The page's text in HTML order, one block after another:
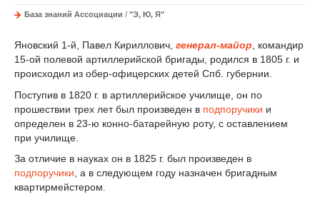
База знаний Ассоциации / "Э, Ю, Я"
Яновский 1-й, Павел Кириллович, генерал-майор , командир
15-ой полевой артиллерийской бригады, родился в 1805 г. и
происходил из обер-офицерских детей Спб. губернии.
Поступив в 1820 г. в артиллерийское училище, он по
прошествии трех лет был произведен в подпоручики и
определен в 23-ю конно-батарейную роту, с оставлением
при училище.
За отличие в науках он в 1825 г. был произведен в
подпоручики, а в следующем году назначен бригадным
квартирмейстером.